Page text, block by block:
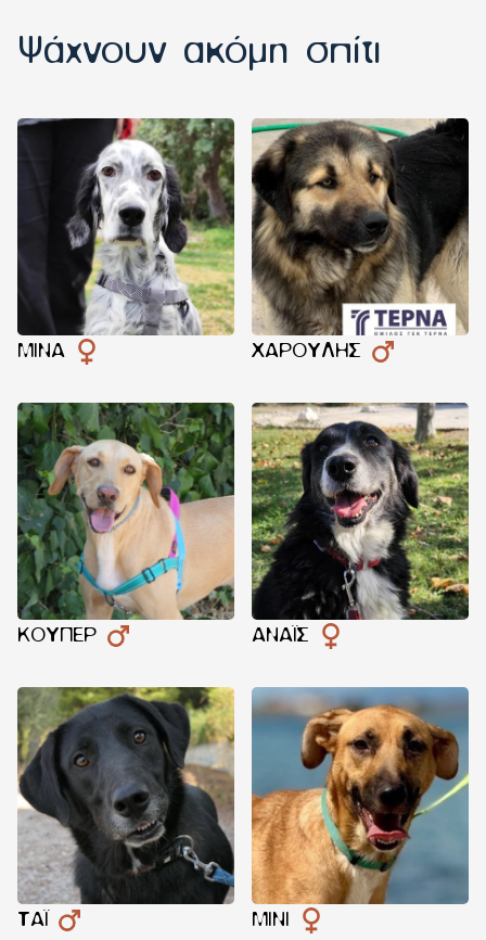
Ψάχνουν ακόμη σπίτι
ΜΊΝΑ ΧΑΡΟΎΛΗΣ
ΚΟΎΠΕΡ ΑΝΑΪΣ
ΤΆΙ ΜΊΝΙ